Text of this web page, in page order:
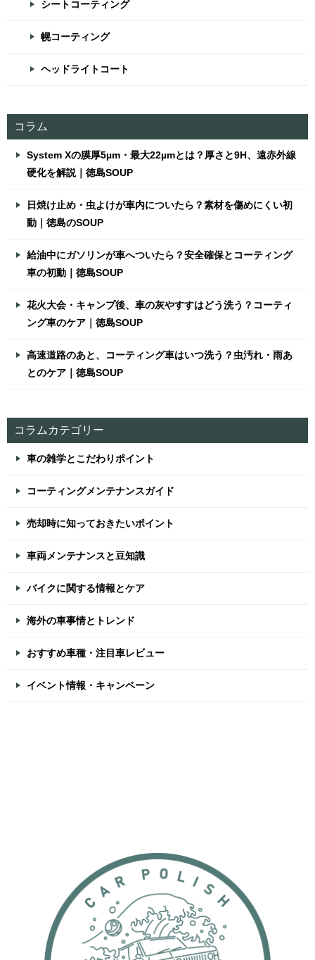
シートコーティング
幌コーティング
ヘッドライトコート
コラム
System Xの膜厚5µm・最大22µmとは？厚さと9H、遠赤外線
硬化を解説｜徳島SOUP
日焼け止め・虫よけが車内についたら？素材を傷めにくい初
動｜徳島のSOUP
給油中にガソリンが車へついたら？安全確保とコーティング
車の初動｜徳島SOUP
花火大会・キャンプ後、車の灰やすすはどう洗う？コーティ
ング車のケア｜徳島SOUP
高速道路のあと、コーティング車はいつ洗う？虫汚れ・雨あ
とのケア｜徳島SOUP
コラムカテゴリー
車の雑学とこだわりポイント
コーティングメンテナンスガイド
売却時に知っておきたいポイント
車両メンテナンスと豆知識
バイクに関する情報とケア
海外の車事情とトレンド
おすすめ車種・注目車レビュー
イベント情報・キャンペーン